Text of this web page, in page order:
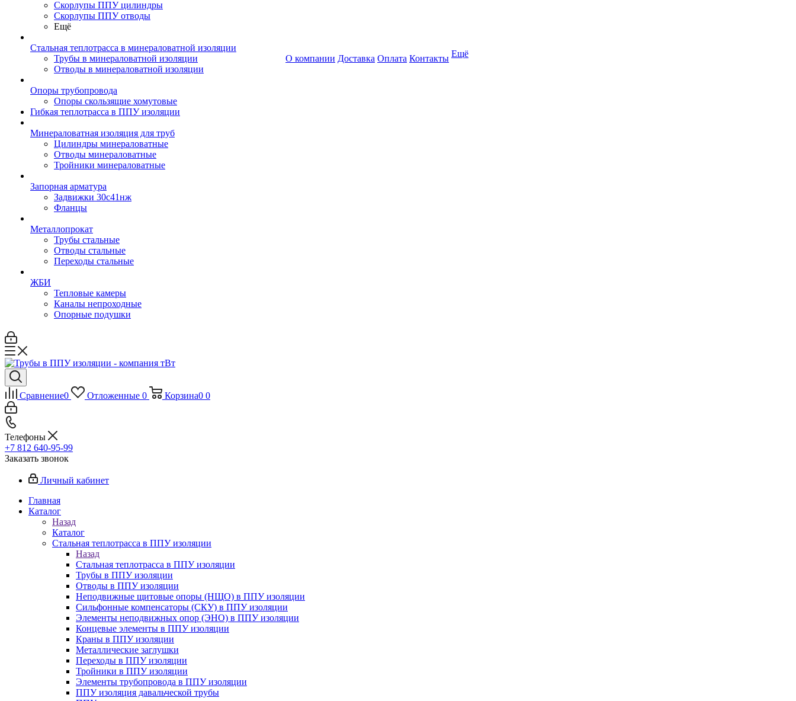
Скорлупы ППУ цилиндры
Скорлупы ППУ отводы
Ещё
Стальная теплотрасса в минераловатной изоляции
Трубы в минераловатной изоляции
Отводы в минераловатной изоляции
Опоры трубопровода
Опоры скользящие хомутовые
Гибкая теплотрасса в ППУ изоляции
Минераловатная изоляция для труб
Цилиндры минераловатные
Отводы минераловатные
Тройники минераловатные
Запорная арматура
Задвижки 30с41нж
Фланцы
Металлопрокат
Трубы стальные
Отводы стальные
Переходы стальные
ЖБИ
Тепловые камеры
Каналы непроходные
Опорные подушки
О компании Доставка Оплата Контакты Ещё
Сравнение0 Отложенные 0 Корзина0 0
Телефоны
+7 812 640-95-99
Заказать звонок
Личный кабинет
Главная
Каталог
Назад
Каталог
Стальная теплотрасса в ППУ изоляции
Назад
Стальная теплотрасса в ППУ изоляции
Трубы в ППУ изоляции
Отводы в ППУ изоляции
Неподвижные щитовые опоры (НЩО) в ППУ изоляции
Cильфонные компенсаторы (СКУ) в ППУ изоляции
Элементы неподвижных опор (ЭНО) в ППУ изоляции
Концевые элементы в ППУ изоляции
Краны в ППУ изоляции
Металлические заглушки
Переходы в ППУ изоляции
Тройники в ППУ изоляции
Элементы трубопровода в ППУ изоляции
ППУ изоляция давальческой трубы